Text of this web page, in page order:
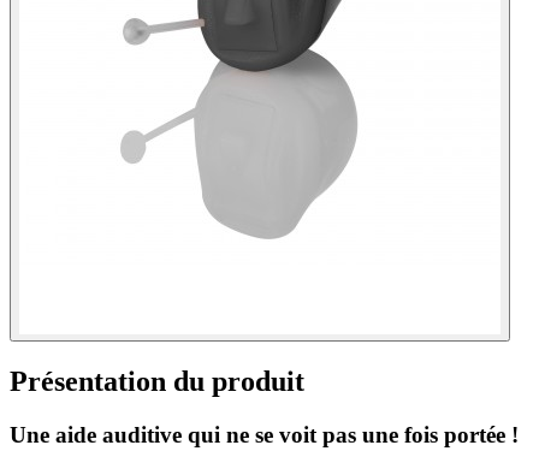
Présentation du produit
Une aide auditive qui ne se voit pas une fois portée !